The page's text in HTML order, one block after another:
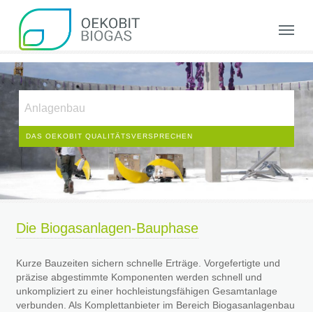
main
content
Menu
Anlagenbau
DAS OEKOBIT QUALITÄTSVERSPRECHEN
Die Biogasanlagen-Bauphase
Kurze Bauzeiten sichern schnelle Erträge. Vorgefertigte und
präzise abgestimmte Komponenten werden schnell und
unkompliziert zu einer hochleistungsfähigen Gesamtanlage
verbunden. Als Komplettanbieter im Bereich Biogasanlagenbau